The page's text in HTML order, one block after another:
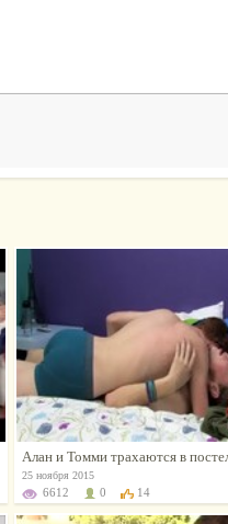
Алан и Томми трахаются в
пока родаков нет дома, и пока
парят! )
25 ноября 2015
6612 0 14